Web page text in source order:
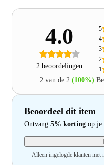
4.0
2 beoordelingen 1
2
3
4
5
2 van de 2 (100%)
Beoordeel dit item
Ontvang 5% korting op je
Alleen ingelogde klanten met